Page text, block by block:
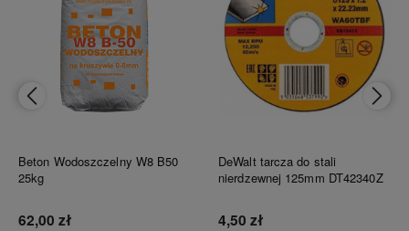
Beton Wodoszczelny W8 B50
25kg
62,00 zł
DeWalt tarcza do stali
nierdzewnej 125mm DT42340Z
4,50 zł